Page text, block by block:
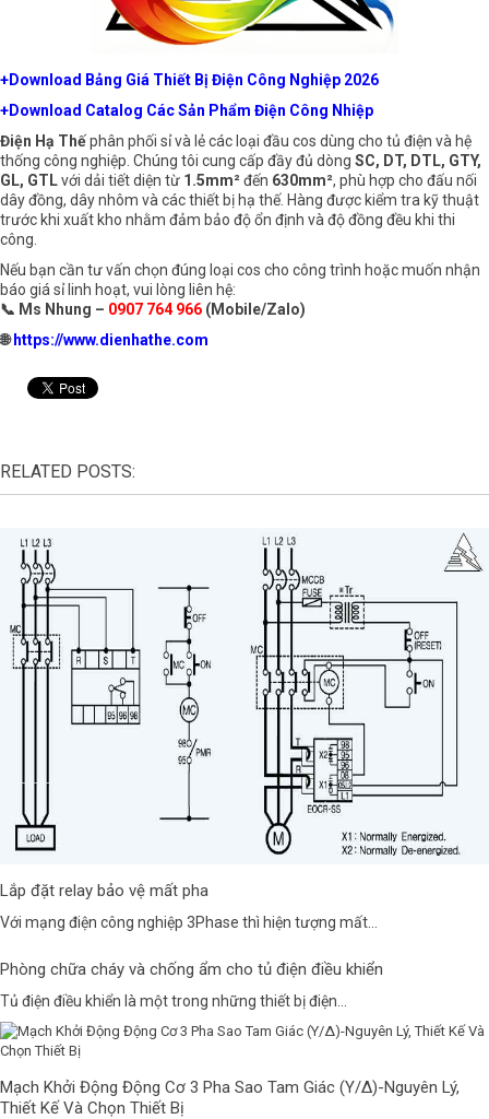
+Download Bảng Giá Thiết Bị Điện Công Nghiệp 2026
+Download Catalog Các Sản Phẩm Điện Công Nhiệp
Điện Hạ Thếphân phối sỉ và lẻ các loại đầu cos dùng cho tủ điện và hệ
thống công nghiệp. Chúng tôi cung cấp đầy đủ dòng SC, DT, DTL, GTY,
GL, GTLvới dải tiết diện từ 1.5mm²đến 630mm², phù hợp cho đấu nối
dây đồng, dây nhôm và các thiết bị hạ thế. Hàng được kiểm tra kỹ thuật
trước khi xuất kho nhằm đảm bảo độ ổn định và độ đồng đều khi thi
công.
Nếu bạn cần tư vấn chọn đúng loại cos cho công trình hoặc muốn nhận
báo giá sỉ linh hoạt, vui lòng liên hệ:
📞 Ms Nhung – 0907 764 966 (Mobile/Zalo)
🌐 https://www.dienhathe.com
RELATED POSTS:
Lắp đặt relay bảo vệ mất pha
Với mạng điện công nghiệp 3Phase thì hiện tượng mất...
Phòng chữa cháy và chống ẩm cho tủ điện điều khiển
Tủ điện điều khiển là một trong những thiết bị điện...
Mạch Khởi Động Động Cơ 3 Pha Sao Tam Giác (Y/Δ)-Nguyên Lý,
Thiết Kế Và Chọn Thiết Bị